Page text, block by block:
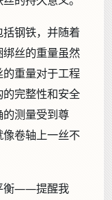
钢铁，并随着
丝的重量虽然
重量对于工程
完整性和安全
测量受到尊
卷轴上一丝不
衡——提醒我